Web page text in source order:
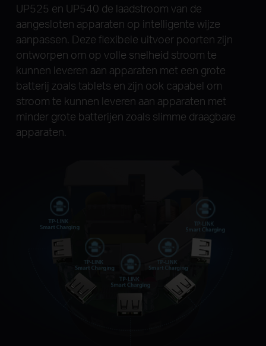
UP525 en UP540 de laadstroom van de
aangesloten apparaten op intelligente wijze
aanpassen. Deze flexibele uitvoer poorten zijn
ontworpen om op volle snelheid stroom te
kunnen leveren aan apparaten met een grote
batterij zoals tablets en zijn ook capabel om
stroom te kunnen leveren aan apparaten met
minder grote batterijen zoals slimme draagbare
apparaten.